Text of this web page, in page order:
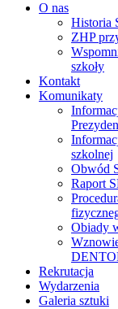
O nas
Historia
ZHP
szkoły
Kontakt
Komunikaty
szkolnej
Obwód
Raport
Obiady
Rekrutacja
Wydarzenia
Galeria sztuki